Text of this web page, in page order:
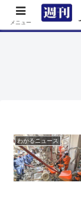
TOP 特集
わかるニュース
メニュー